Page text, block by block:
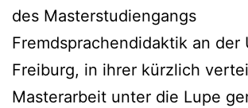
des Masterstudiengangs
Fremdsprachendidaktik an der
Freiburg, in ihrer kürzlich
Masterarbeit unter die Lupe